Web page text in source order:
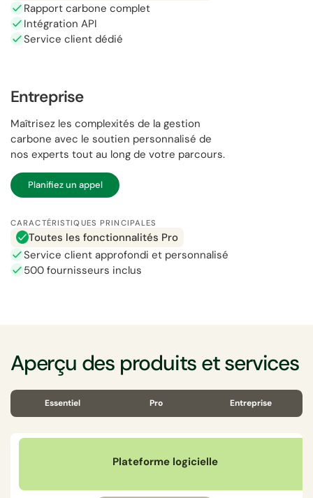
Rapport carbone complet
Intégration API
Service client dédié
Entreprise
Maîtrisez les complexités de la gestion
carbone avec le soutien personnalisé de
nos experts tout au long de votre parcours.
Planifiez un appel
CARACTÉRISTIQUES PRINCIPALES
Toutes les fonctionnalités Pro
Service client approfondi et personnalisé
500 fournisseurs inclus
Aperçu des produits et services
Essentiel Pro Entreprise
Plateforme logicielle